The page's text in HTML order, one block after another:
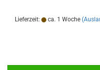
Lieferzeit: ca. 1 Woche